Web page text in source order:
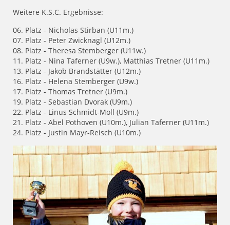
Weitere K.S.C. Ergebnisse:
06. Platz - Nicholas Stirban (U11m.)
07. Platz - Peter Zwicknagl (U12m.)
08. Platz - Theresa Stemberger (U11w.)
11. Platz - Nina Taferner (U9w.), Matthias Tretner (U11m.)
13. Platz - Jakob Brandstätter (U12m.)
16. Platz - Helena Stemberger (U9w.)
17. Platz - Thomas Tretner (U9m.)
19. Platz - Sebastian Dvorak (U9m.)
22. Platz - Linus Schmidt-Moll (U9m.)
21. Platz - Abel Pothoven (U10m.), Julian Taferner (U11m.)
24. Platz - Justin Mayr-Reisch (U10m.)